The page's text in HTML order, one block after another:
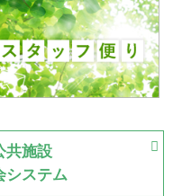
古池運動広場
催
共施設
システム